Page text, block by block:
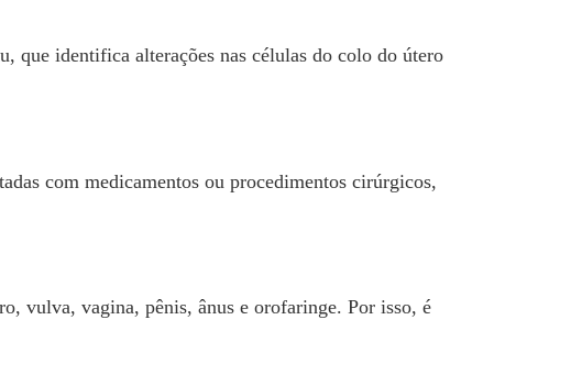
que identifica alterações nas células do colo do útero
com medicamentos ou procedimentos cirúrgicos,
vulva, vagina, pênis, ânus e orofaringe. Por isso, é